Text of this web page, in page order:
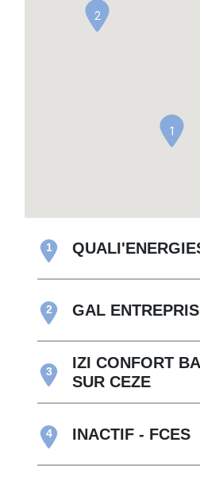
1
2
1
2 GAL
3
IZI CONFORT
SUR CEZE
4 INACTIF - FCES